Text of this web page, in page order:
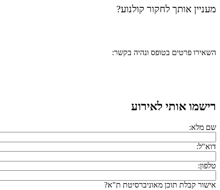
מעניין אותך לחקור קולנוע?
השאירו פרטים בטופס ונהיה בקשר:
רישמו אותי לאירוע
שם מלא:
דוא"ל:
טלפון:
אישור קבלת תוכן מאוניברסיטת ת"א?